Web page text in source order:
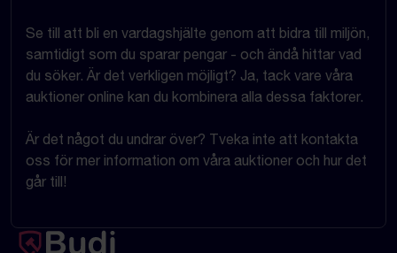
Se till att bli en vardagshjälte genom att bidra till miljön,
samtidigt som du sparar pengar - och ändå hittar vad
du söker. Är det verkligen möjligt? Ja, tack vare våra
auktioner online kan du kombinera alla dessa faktorer.
Är det något du undrar över? Tveka inte att kontakta
oss för mer information om våra auktioner och hur det
går till!